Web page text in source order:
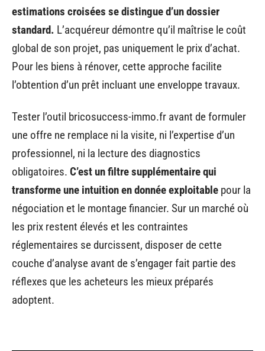
estimations croisées se distingue d’un dossier
standard. L’acquéreur démontre qu’il maîtrise le coût
global de son projet, pas uniquement le prix d’achat.
Pour les biens à rénover, cette approche facilite
l’obtention d’un prêt incluant une enveloppe travaux.
Tester l’outil bricosuccess-immo.fr avant de formuler
une offre ne remplace ni la visite, ni l’expertise d’un
professionnel, ni la lecture des diagnostics
obligatoires. C’est un filtre supplémentaire qui
transforme une intuition en donnée exploitable pour la
négociation et le montage financier. Sur un marché où
les prix restent élevés et les contraintes
réglementaires se durcissent, disposer de cette
couche d’analyse avant de s’engager fait partie des
réflexes que les acheteurs les mieux préparés
adoptent.